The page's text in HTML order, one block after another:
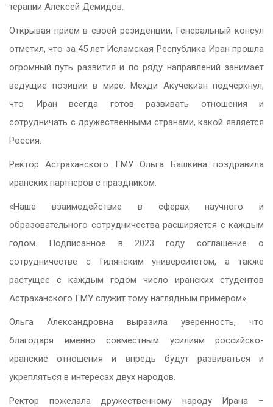
терапии Алексей Демидов.
Открывая приём в своей резиденции, Генеральный консул
отметил, что за 45 лет Исламская Республика Иран прошла
огромный путь развития и по ряду направлений занимает
ведущие позиции в мире. Мехди Акучекиан подчеркнул,
что Иран всегда готов развивать отношения и
сотрудничать с дружественными странами, какой является
Россия.
Ректор Астраханского ГМУ Ольга Башкина поздравила
иранских партнеров с праздником.
«Наше взаимодействие в сферах научного и
образовательного сотрудничества расширяется с каждым
годом. Подписанное в 2023 году соглашение о
сотрудничестве с Гилянским университетом, а также
растущее с каждым годом число иранских студентов
Астраханского ГМУ служит тому наглядным примером».
Ольга Александровна выразила уверенность, что
благодаря именно совместным усилиям российско-
иранские отношения и впредь будут развиваться и
укрепляться в интересах двух народов.
Ректор пожелала дружественному народу Ирана –